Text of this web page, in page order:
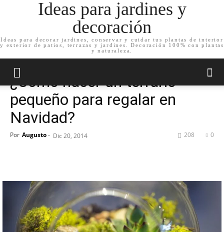
Ideas para jardines y
decoración
Ideas para decorar jardines, conservar y cuidar tus plantas de interior
y exterior de patios, terrazas y jardines. Decoración 100% con plantas
y naturaleza.
Inicio Decoración de jardín
¿Cómo hacer un terrario
pequeño para regalar en
Navidad?
Por Augusto- Dic 20, 2014 0
208